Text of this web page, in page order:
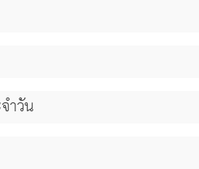
ำวัน